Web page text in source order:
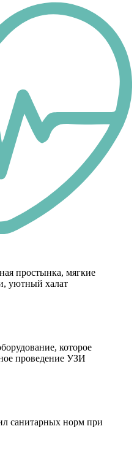
простынка, мягкие
уютный халат
которое
проведение УЗИ
санитарных норм при